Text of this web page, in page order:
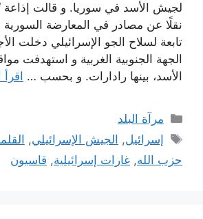
لجيش الأسد في سوريا. و قالت
نقلًا عن مصادر في المعارضة
تابعة لسلاح الجو الإسرائيلي دخلت
الجهة الجنوبية الغربية و استهدفت
الأسد، بينها رادارات. و بحسب …
التصنيفات
مرآة البلد
الوسوم
إسرائيل, الجيش الإسرائيلي,
حزب الله, غارات إسرائيلية, قاسيون